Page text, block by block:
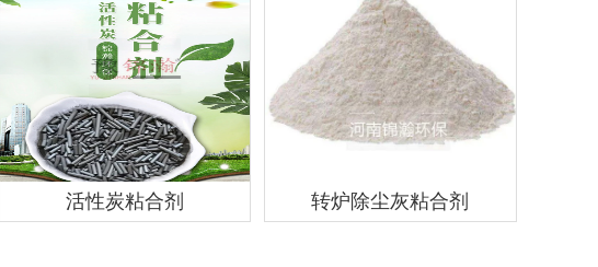
活性炭粘合剂 转炉除尘灰粘合剂